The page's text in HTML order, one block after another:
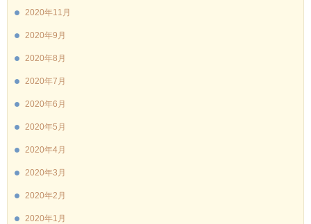
2020年11月
2020年9月
2020年8月
2020年7月
2020年6月
2020年5月
2020年4月
2020年3月
2020年2月
2020年1月